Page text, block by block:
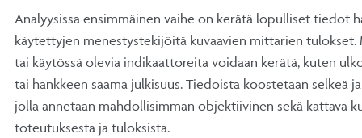
Analyysissa ensimmäinen vaihe on kerätä lopulliset tiedot
käytettyjen menestystekijöitä kuvaavien mittarien tulokset.
tai käytössä olevia indikaattoreita voidaan kerätä, kuten
tai hankkeen saama julkisuus. Tiedoista koostetaan selkeä
jolla annetaan mahdollisimman objektiivinen sekä kattava
toteutuksesta ja tuloksista.